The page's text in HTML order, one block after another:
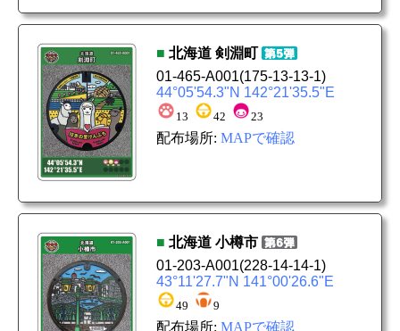
■ 北海道 剣淵町
01-465-A001(175-13-13-1)
44°05'54.3"N 142°21'35.5"E
13 42 23
配布場所: MAPで確認
■ 北海道 小樽市
01-203-A001(228-14-14-1)
43°11'27.7"N 141°00'26.6"E
49 9
配布場所: MAPで確認